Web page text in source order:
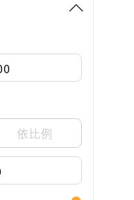
依比例